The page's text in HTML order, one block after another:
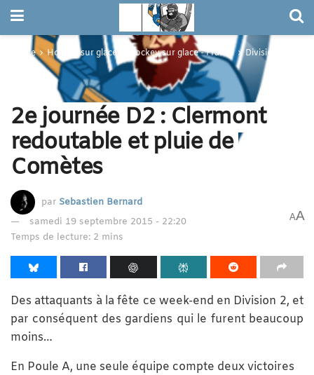
Home Hockey sur glace Hockey sur glace - France Division 2
2e journée D2 : Clermont
redoutable et pluie de
Comètes
par Sebastien Bernard
samedi 19 septembre 2015 - 22:20
Temps de lecture: 2 mins
AA
Des attaquants à la fête ce week-end en Division 2, et
par conséquent des gardiens qui le furent beaucoup
moins…
En Poule A, une seule équipe compte deux victoires